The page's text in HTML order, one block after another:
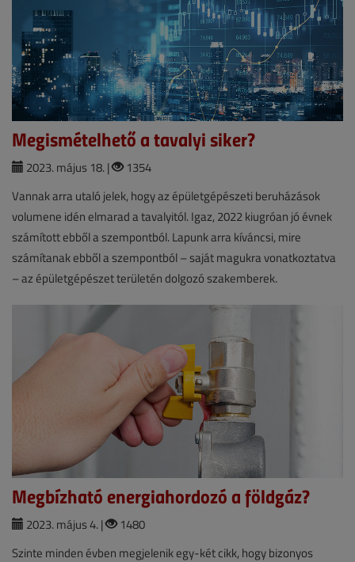
Megismételhető a tavalyi siker?
2023. május 18. |
1354
Vannak arra utaló jelek, hogy az épületgépészeti beruházások
volumene idén elmarad a tavalyitól. Igaz, 2022 kiugróan jó évnek
számított ebből a szempontból. Lapunk arra kíváncsi, mire
számítanak ebből a szempontból – saját magukra vonatkoztatva
– az épületgépészet területén dolgozó szakemberek.
Megbízható energiahordozó a földgáz?
2023. május 4. |
1480
Szinte minden évben megjelenik egy-két cikk, hogy bizonyos